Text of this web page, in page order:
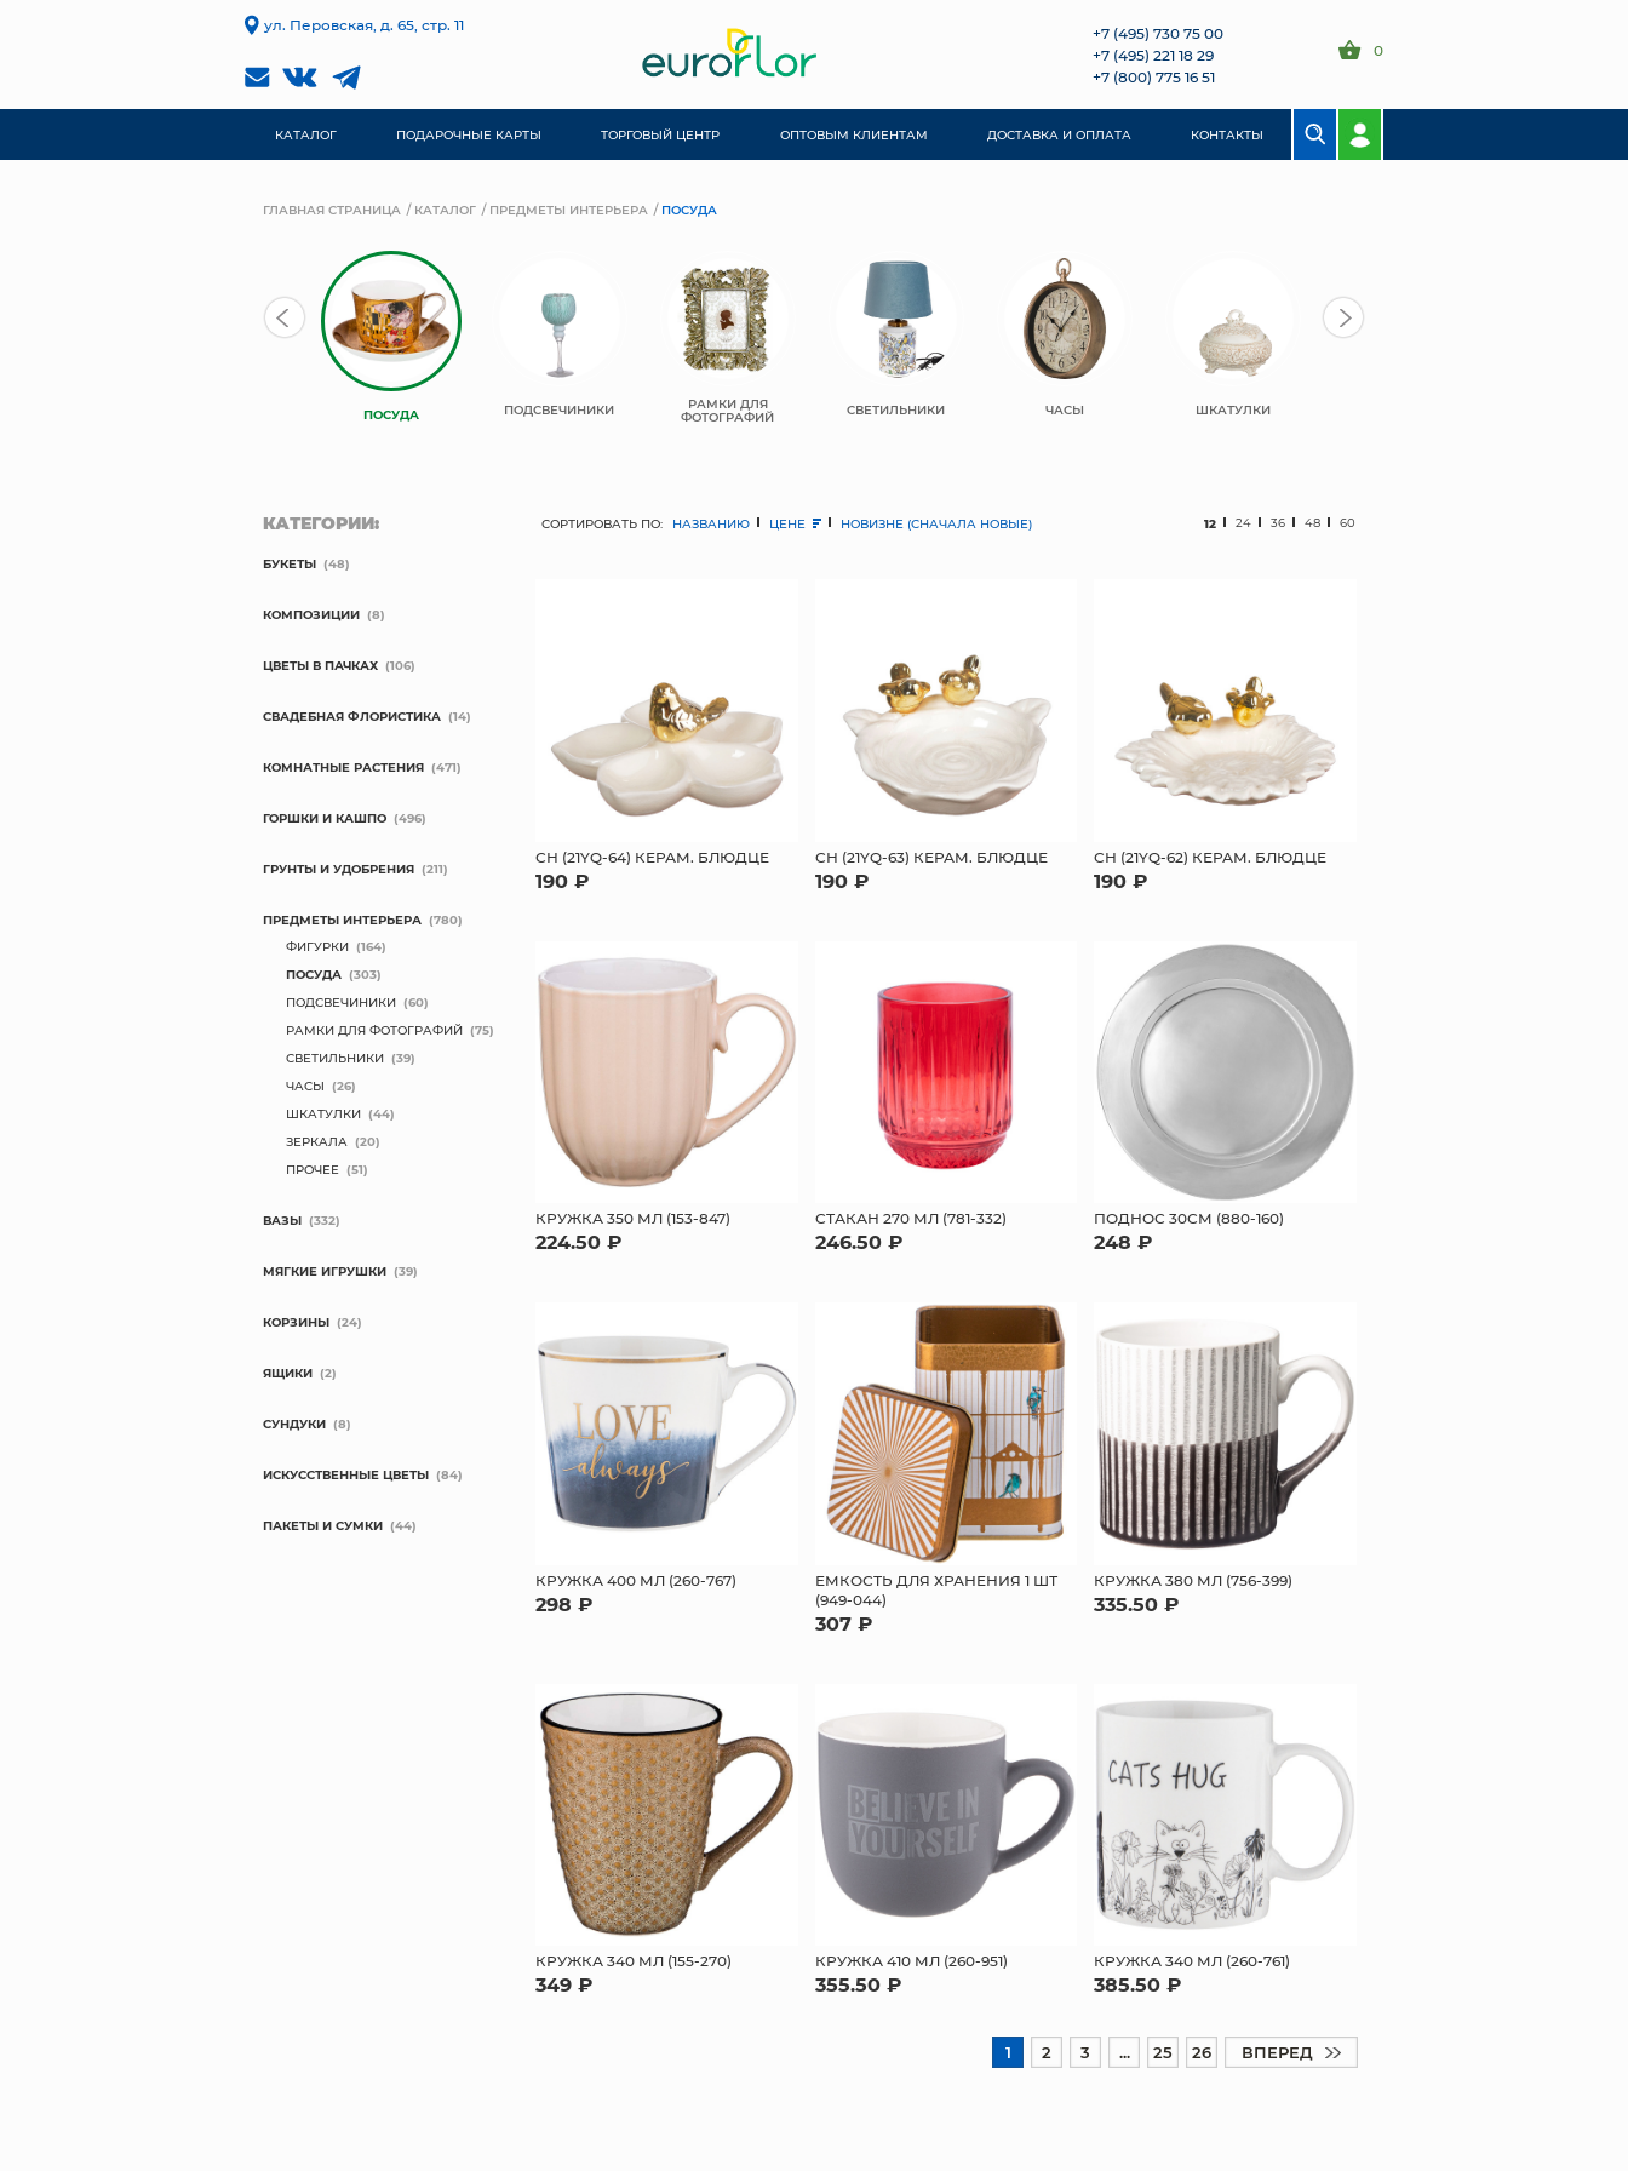
ул. Перовская, д. 65, стр. 11
+7 (495) 730 75 00
+7 (495) 221 18 29
+7 (800) 775 16 51
0
КАТАЛОГ ПОДАРОЧНЫЕ КАРТЫ ТОРГОВЫЙ ЦЕНТР ОПТОВЫМ КЛИЕНТАМ ДОСТАВКА И ОПЛАТА КОНТАКТЫ
ГЛАВНАЯ СТРАНИЦА КАТАЛОГ ПРЕДМЕТЫ ИНТЕРЬЕРА ПОСУДА
ПОСУДА ПОДСВЕЧИНИКИ РАМКИ ДЛЯ
ФОТОГРАФИЙ СВЕТИЛЬНИКИ ЧАСЫ ШКАТУЛКИ
СОРТИРОВАТЬ ПО: НАЗВАНИЮ ЦЕНЕ НОВИЗНЕ (СНАЧАЛА НОВЫЕ) 12 24 36 48 60
СН (21YQ-64) КЕРАМ. БЛЮДЦЕ
190 ₽
СН (21YQ-63) КЕРАМ. БЛЮДЦЕ
190 ₽
СН (21YQ-62) КЕРАМ. БЛЮДЦЕ
190 ₽
КРУЖКА 350 МЛ (153-847)
224.50 ₽
СТАКАН 270 МЛ (781-332)
246.50 ₽
ПОДНОС 30СМ (880-160)
248 ₽
КРУЖКА 400 МЛ (260-767)
298 ₽
ЕМКОСТЬ ДЛЯ ХРАНЕНИЯ 1 ШТ
(949-044)
307 ₽
КРУЖКА 380 МЛ (756-399)
335.50 ₽
КРУЖКА 340 МЛ (155-270)
349 ₽
КРУЖКА 410 МЛ (260-951)
355.50 ₽
КРУЖКА 340 МЛ (260-761)
385.50 ₽
1 2 3 ... 25 26 ВПЕРЕД
КАТЕГОРИИ:
БУКЕТЫ (48)
КОМПОЗИЦИИ (8)
ЦВЕТЫ В ПАЧКАХ (106)
СВАДЕБНАЯ ФЛОРИСТИКА (14)
КОМНАТНЫЕ РАСТЕНИЯ (471)
ГОРШКИ И КАШПО (496)
ГРУНТЫ И УДОБРЕНИЯ (211)
ПРЕДМЕТЫ ИНТЕРЬЕРА (780)
ФИГУРКИ (164)
ПОСУДА (303)
ПОДСВЕЧИНИКИ (60)
РАМКИ ДЛЯ ФОТОГРАФИЙ (75)
СВЕТИЛЬНИКИ (39)
ЧАСЫ (26)
ШКАТУЛКИ (44)
ЗЕРКАЛА (20)
ПРОЧЕЕ (51)
ВАЗЫ (332)
МЯГКИЕ ИГРУШКИ (39)
КОРЗИНЫ (24)
ЯЩИКИ (2)
СУНДУКИ (8)
ИСКУССТВЕННЫЕ ЦВЕТЫ (84)
ПАКЕТЫ И СУМКИ (44)